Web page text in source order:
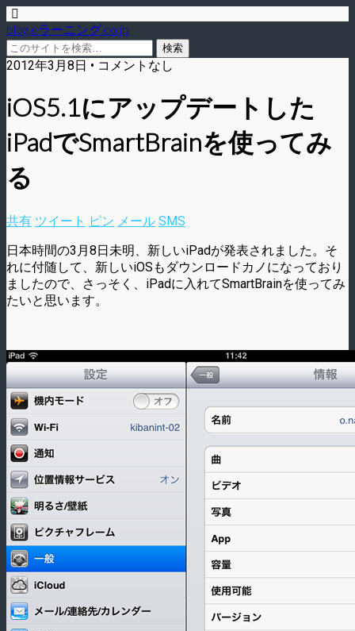
blog.eラーニング.co.jp
2012年3月8日 • コメントなし
iOS5.1にアップデートした
iPadでSmartBrainを使ってみ
る
共有 ツイート ピン メール SMS
日本時間の3月8日未明、新しいiPadが発表されました。そ
れに付随して、新しいiOSもダウンロードカノになっており
ましたので、さっそく、iPadに入れてSmartBrainを使ってみ
たいと思います。